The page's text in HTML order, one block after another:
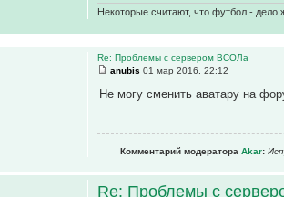
Некоторые считают, что футбол -
Re: Проблемы с сервером ВСОЛа
anubis 01 мар 2016, 22:12
Не могу сменить аватару на
Комментарий модератора Akar:
Re: Проблемы с